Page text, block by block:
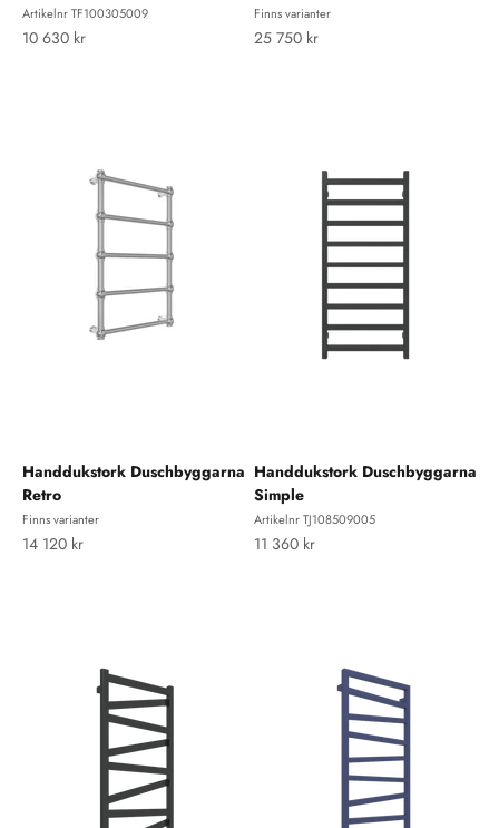
Artikelnr TF100305009
REA-pris
10 630 kr
Finns varianter
REA-pris
25 750 kr
Handdukstork Duschbyggarna
Retro
Finns varianter
REA-pris
14 120 kr
Handdukstork Duschbyggarna
Simple
Artikelnr TJ108509005
REA-pris
11 360 kr